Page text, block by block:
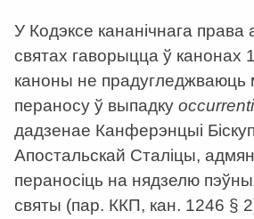
У Кодэксе кананічнага права
святах гаворыцца ў канонах
каноны не прадугледжваюць
пераносу ў выпадку
дадзенае Канферэнцыі
Апостальскай Сталіцы,
пераносіць на нядзелю
святы (пар. ККП, кан. 1246 §